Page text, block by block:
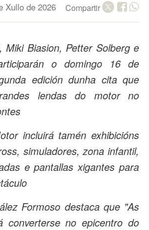
Xullo de 2026 Compartir
Miki Biasion, Petter Solberg e
o domingo 16 de
edición dunha cita que
lendas do motor no
incluirá tamén exhibicións
simuladores, zona infantil,
e pantallas xigantes para
Formoso destaca que "As
converterse no epicentro do